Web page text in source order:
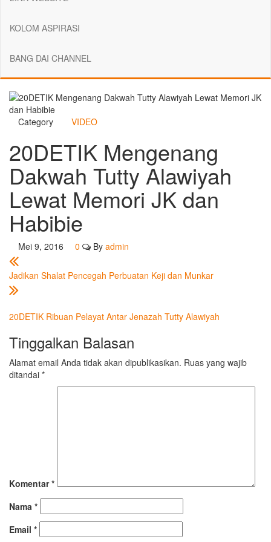
KOLOM ASPIRASI
BANG DAI CHANNEL
Category VIDEO
20DETIK Mengenang
Dakwah Tutty Alawiyah
Lewat Memori JK dan
Habibie
Mei 9, 2016 0 By admin
Jadikan Shalat Pencegah Perbuatan Keji dan Munkar
20DETIK Ribuan Pelayat Antar Jenazah Tutty Alawiyah
Tinggalkan Balasan
Alamat email Anda tidak akan dipublikasikan. Ruas yang wajib
ditandai *
Komentar*
Nama *
Email *